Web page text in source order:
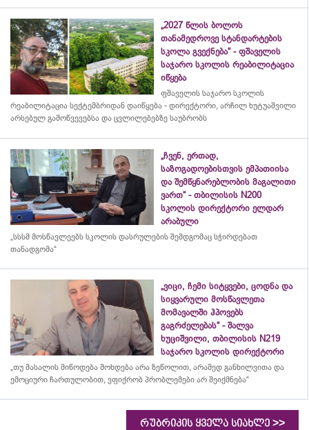
„2027 წლის ბოლოს
თანამედროვე სტანდარტების
სკოლა გვექნება“ - ფშაველის
საჯარო სკოლის რეაბილიტაცია
იწყება
ფშაველის საჯარო სკოლის
რეაბილიტაცია სექტემბრიდან დაიწყება - დირექტორი, არჩილ ხუტუაშვილი
არსებულ გამოწვევებსა და ცვლილებებზე საუბრობს
„ჩვენ, ერთად,
საზოგადოებისთვის ემპათიისა
და შემწყნარებლობის მაგალითი
ვართ“ - თბილისის N200
სკოლის დირექტორი ელდარ
არაბული
„სსსმ მოსწავლეებს სკოლის დასრულების შემდგომაც სჭირდებათ
თანადგომა“
„ვიცი, ჩემი სიტყვები, ცოდნა და
სიყვარული მოსწავლეთა
მომავალში ჰპოვებს
გაგრძელებას“ - შალვა
ხუციშვილი, თბილისის N219
საჯარო სკოლის დირექტორი
„თუ მასალის მიწოდება მოხდება არა ზეწოლით, არამედ განხილვითა და
ემოციური ჩართულობით, ვფიქრობ პრობლემები არ შეიქმნება“
რუბრიკის ყველა სიახლე >>